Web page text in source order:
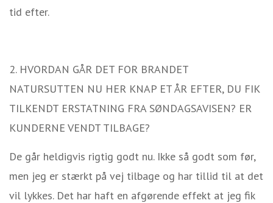
tid efter.
2. HVORDAN GÅR DET FOR BRANDET
NATURSUTTEN NU HER KNAP ET ÅR EFTER, DU FIK
TILKENDT ERSTATNING FRA SØNDAGSAVISEN? ER
KUNDERNE VENDT TILBAGE?
De går heldigvis rigtig godt nu. Ikke så godt som før,
men jeg er stærkt på vej tilbage og har tillid til at det
vil lykkes. Det har haft en afgørende effekt at jeg fik